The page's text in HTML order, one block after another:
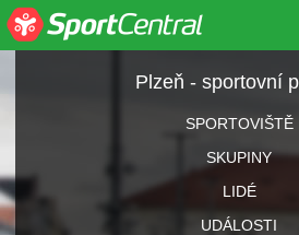
Plzeň - sportovní
SPORTOVIŠTĚ
SKUPINY
LIDÉ
UDÁLOSTI